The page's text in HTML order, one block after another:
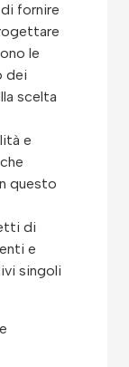
fornire
le
dei
scelta
e
questo
di
e
singoli